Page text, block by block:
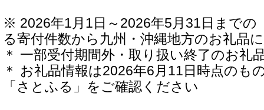
※ 2026年1月1日～2026年5月31日までの
る寄付件数から九州・沖縄地方のお礼品
＊ 一部受付期間外・取り扱い終了のお礼
＊ お礼品情報は2026年6月11日時点のも
「さとふる」をご確認ください